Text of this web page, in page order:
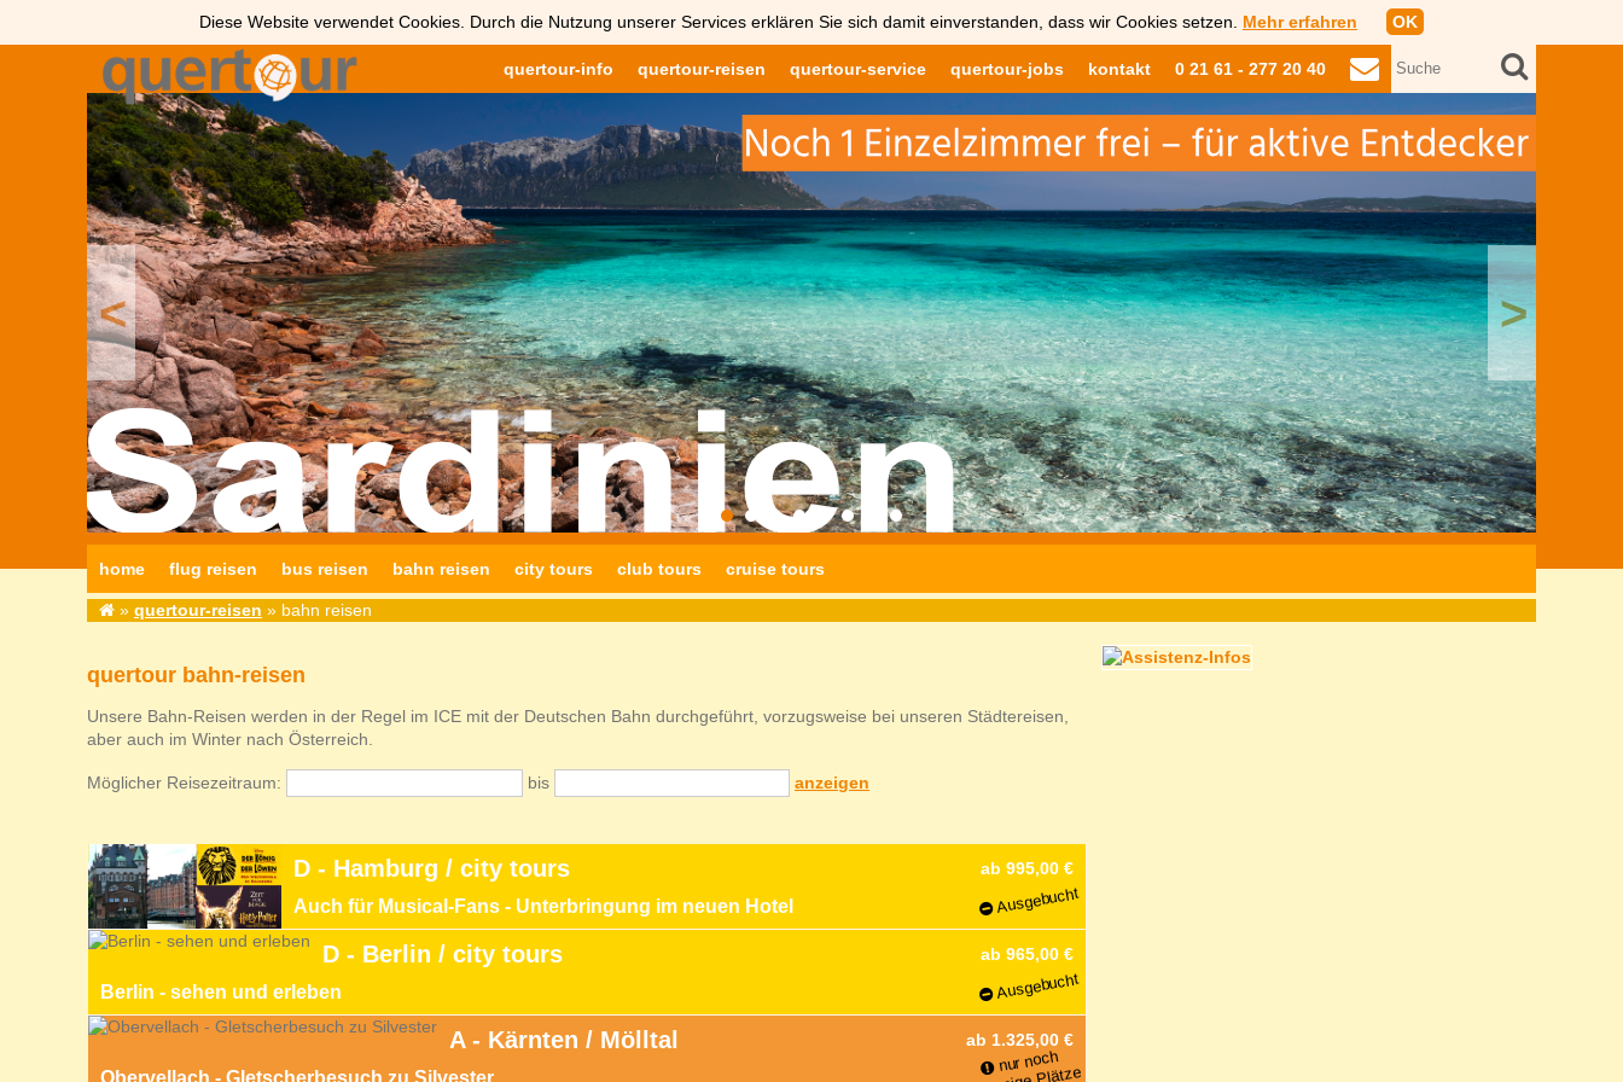
Diese Website verwendet Cookies. Durch die Nutzung unserer Services erklären Sie sich damit einverstanden, dass wir Cookies setzen. Mehr erfahren OK
0 21 61 - 277 20 40
quertour-info quertour-reisen quertour-service quertour-jobs kontakt
< >
home flug reisen bus reisen bahn reisen city tours club tours cruise tours
» quertour-reisen » bahn reisen
quertour bahn-reisen
Unsere Bahn-Reisen werden in der Regel im ICE mit der Deutschen Bahn durchgeführt, vorzugsweise bei unseren Städtereisen,
aber auch im Winter nach Österreich.
Möglicher Reisezeitraum: bis anzeigen
D - Hamburg / city tours
Auch für Musical-Fans - Unterbringung im neuen Hotel
ab 995,00 €
Ausgebucht
D - Berlin / city tours
Berlin - sehen und erleben
ab 965,00 €
Ausgebucht
A - Kärnten / Mölltal
Obervellach - Gletscherbesuch zu Silvester
ab 1.325,00 €
nur noch